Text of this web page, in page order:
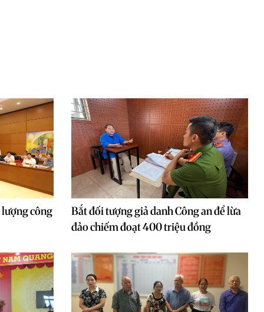
công
Bắt đối tượng giả danh Công an để lừa
đảo chiếm đoạt 400 triệu đồng